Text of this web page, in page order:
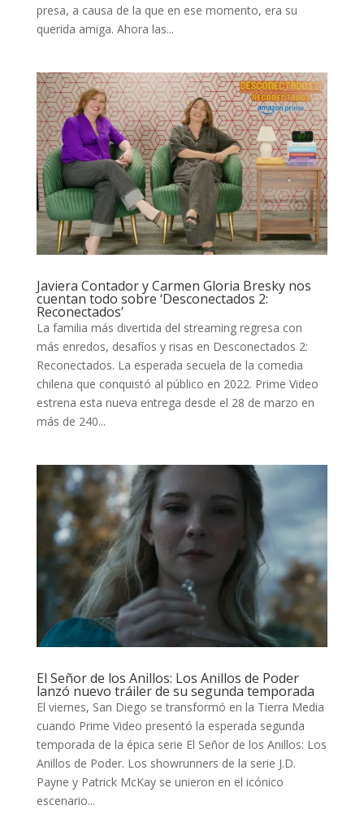
presa, a causa de la que en ese momento, era su
querida amiga. Ahora las...
Javiera Contador y Carmen Gloria Bresky nos
cuentan todo sobre ‘Desconectados 2:
Reconectados’
La familia más divertida del streaming regresa con
más enredos, desafíos y risas en Desconectados 2:
Reconectados. La esperada secuela de la comedia
chilena que conquistó al público en 2022. Prime Video
estrena esta nueva entrega desde el 28 de marzo en
más de 240...
El Señor de los Anillos: Los Anillos de Poder
lanzó nuevo tráiler de su segunda temporada
El viernes, San Diego se transformó en la Tierra Media
cuando Prime Video presentó la esperada segunda
temporada de la épica serie El Señor de los Anillos: Los
Anillos de Poder. Los showrunners de la serie J.D.
Payne y Patrick McKay se unieron en el icónico
escenario...